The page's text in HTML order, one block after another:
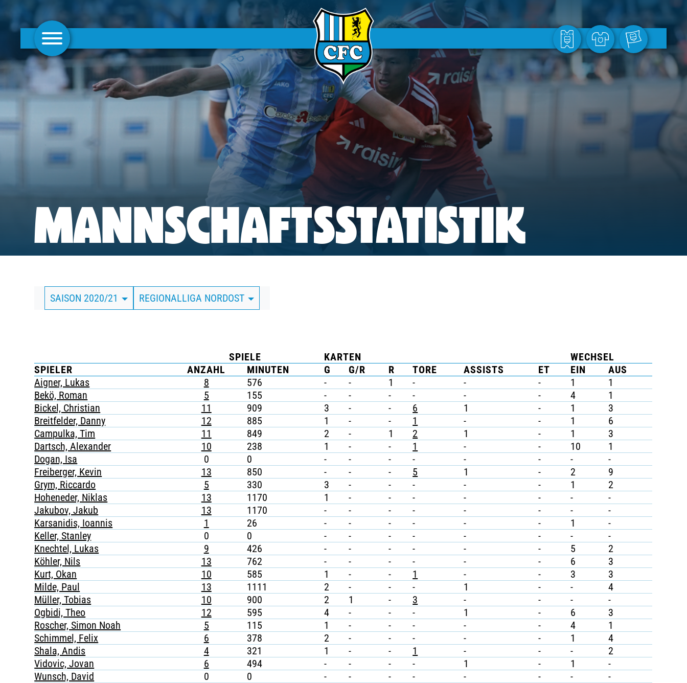
AKTUELLES
FRAUEN
CLUBMITGLIEDSCHAFT
BUSINESS
SÜDKURVE
TICKETING
MANNSCHAFTSSTATISTIK
SAISON 2020/21 REGIONALLIGA NORDOST
SPIELE KARTEN
WECHSEL
SPIELER
ANZAHL MINUTEN G G/R R TORE ASSISTS ET EIN
AUS
Aigner, Lukas
8 576 - - 1 - - - 1
1
Bekö, Roman
5 155 - - - - - - 4
1
Bickel, Christian
11 909 3 - - 6 1 - 1
3
Breitfelder, Danny
12 885 1 - - 1 - - 1
6
Campulka, Tim
11 849 2 - 1 2 1 - 1
3
Dartsch, Alexander
10 238 1 - - 1 - - 10
1
Dogan, Isa
0 0 - - - - - - -
-
Freiberger, Kevin
13 850 - - - 5 1 - 2
9
Grym, Riccardo
5 330 3 - - - - - 1
2
Hoheneder, Niklas
13 1170 1 - - - - - -
-
Jakubov, Jakub
13 1170 - - - - - - -
-
Karsanidis, Ioannis
1 26 - - - - - - 1
-
Keller, Stanley
0 0 - - - - - - -
-
Knechtel, Lukas
9 426 - - - - - - 5
2
Köhler, Nils
13 762 - - - - - - 6
3
Kurt, Okan
10 585 1 - - 1 - - 3
3
Milde, Paul
13 1111 2 - - - 1 - -
4
Müller, Tobias
10 900 2 1 - 3 - - -
-
Ogbidi, Theo
12 595 4 - - - 1 - 6
3
Roscher, Simon Noah
5 115 1 - - - - - 4
1
Schimmel, Felix
6 378 2 - - - - - 1
4
Shala, Andis
4 321 1 - - 1 - - -
2
Vidovic, Jovan
6 494 - - - - 1 - 1
-
Wunsch, David
0 0 - - - - - - - -